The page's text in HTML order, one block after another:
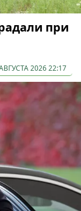
при
2026 22:17